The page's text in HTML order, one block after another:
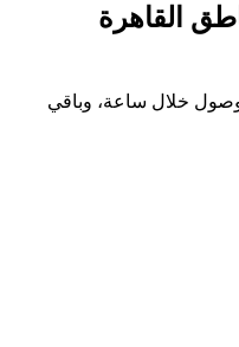
القاهرة
خلال ساعة، وباقي